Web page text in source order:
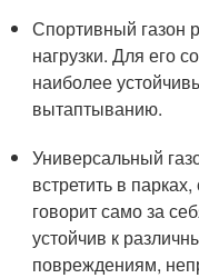
Спортивный газон
нагрузки. Для его
наиболее
вытаптыванию.
Универсальный
встретить в
говорит само за
устойчив к
повреждениям,